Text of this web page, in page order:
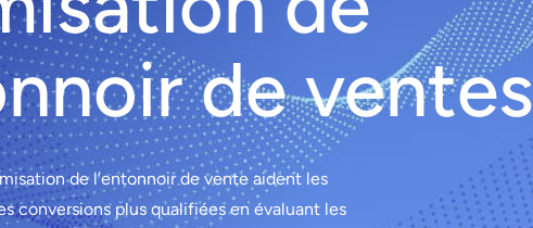
de ventes
de l’entonnoir de vente aident les
conversions plus qualifiées en évaluant les